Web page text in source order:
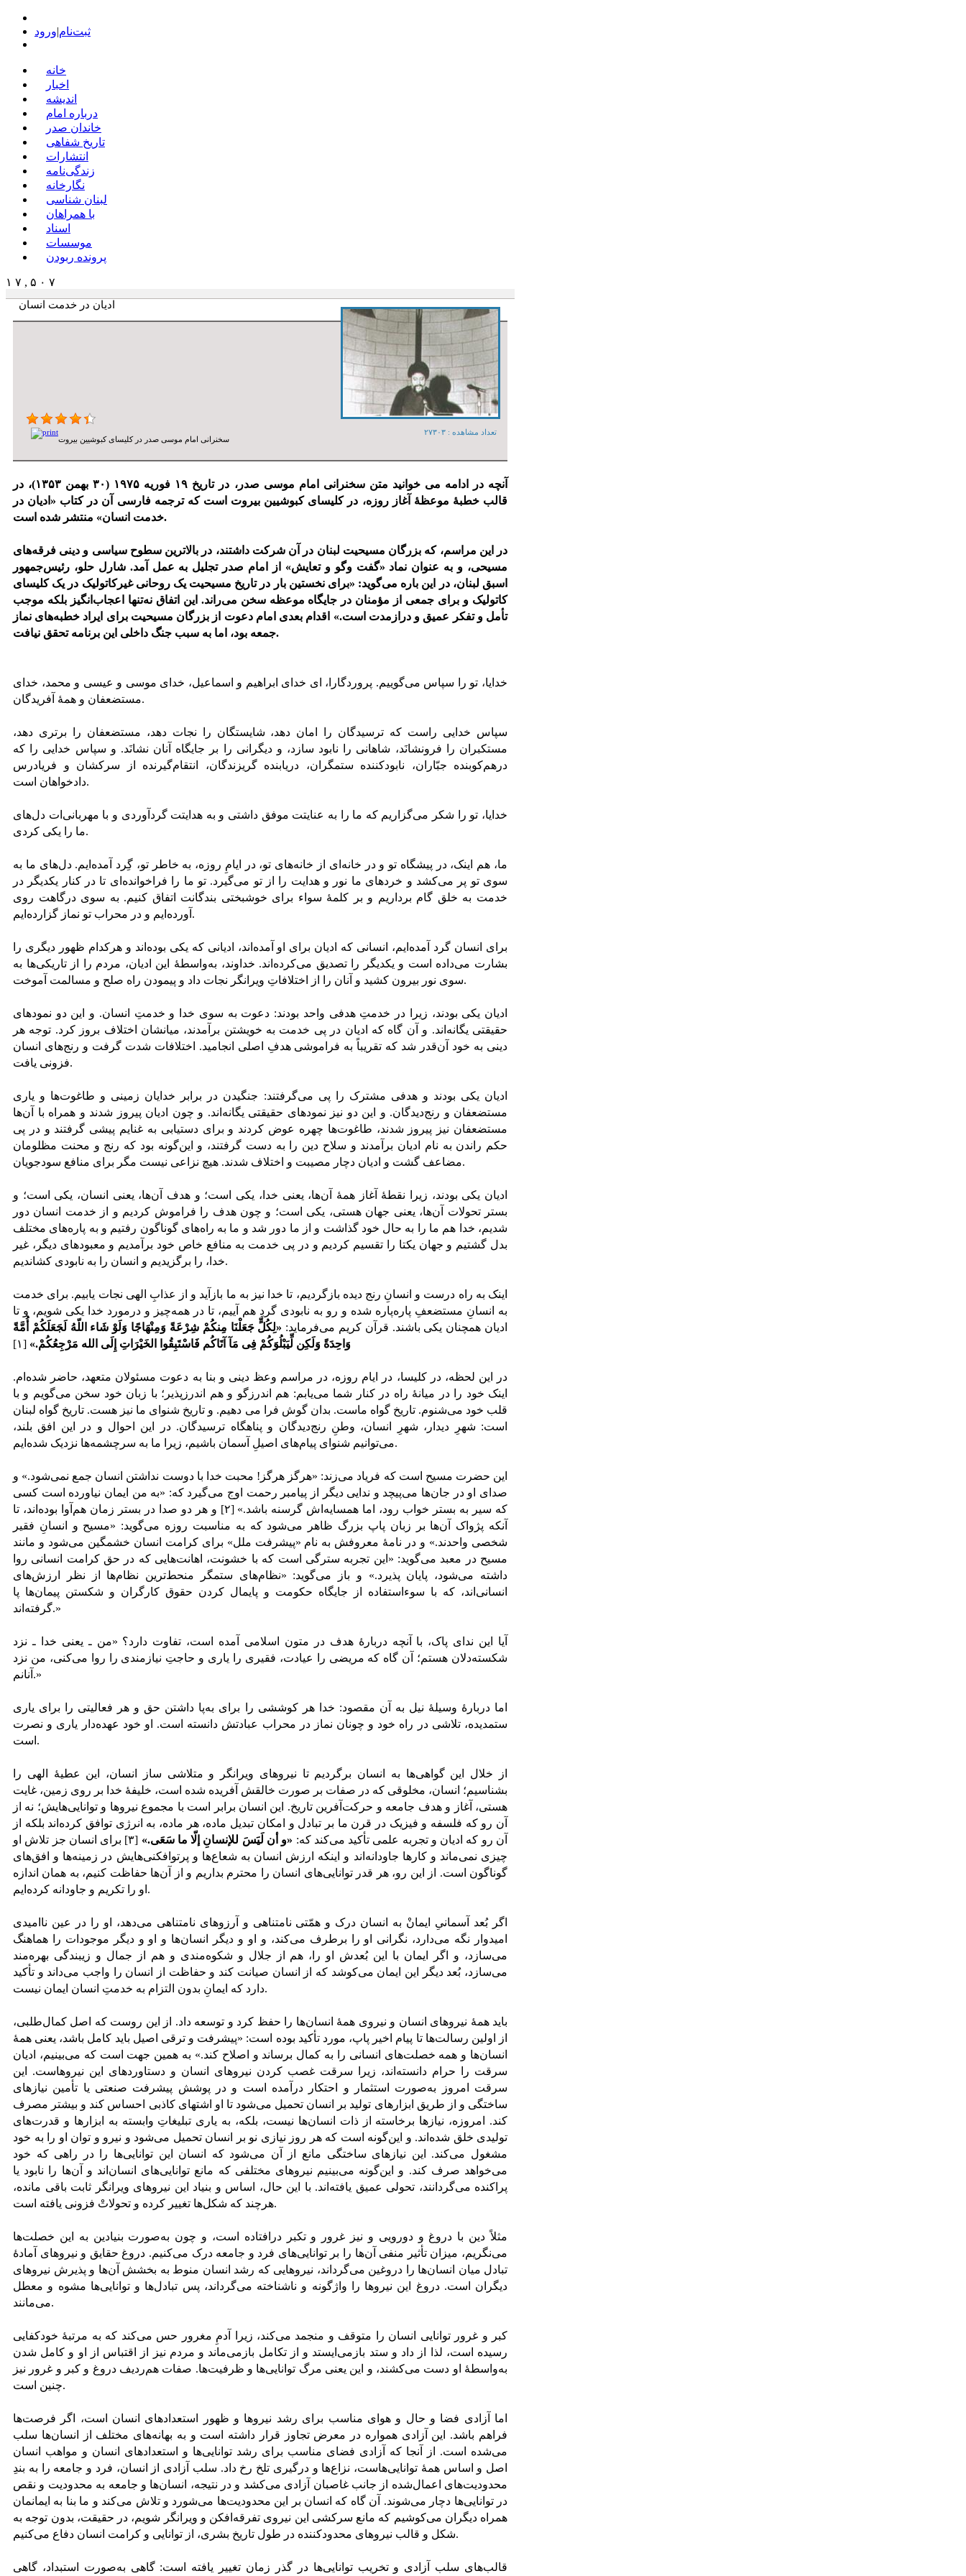
ثبت‌نام|ورود
خانه
اخبار
اندیشه
درباره امام
خاندان صدر
تاریخ شفاهی
انتشارات
زندگی‌نامه
نگارخانه
لبنان شناسی
با همراهان
اسناد
موسسات
پرونده ربودن
۱ ۷ , ۵ ۰ ۷
ادیان در خدمت انسان
تعداد مشاهده :‌ ۲۷۳۰۳
سخنرانی امام موسی صدر در کلیسای کبوشیین بیروت
آنچه در ادامه می خوانید متن سخنرانی امام موسی صدر، در تاریخ ۱۹ فوریه ۱۹۷۵ (۳۰ بهمن ۱۳۵۳)، در
قالب خطبۀ موعظۀ آغاز روزه، در کلیسای کبوشیین بیروت است که ترجمه فارسی آن در کتاب «ادیان در
خدمت انسان» منتشر شده است.
در این مراسم، که بزرگان مسیحیت لبنان در آن شرکت داشتند، در بالا‌ترین سطوح سیاسی و دینی فرقه‌های
مسیحی، و به عنوان نماد «گفت وگو و تعایش» از امام صدر تجلیل به عمل آمد. شارل حلو، رئیس‌جمهور
اسبق لبنان، در این باره می‌گوید: «برای نخستین بار در تاریخ مسیحیت یک روحانی غیرکاتولیک در یک کلیسای
کاتولیک و برای جمعی از مؤمنان در جایگاه موعظه سخن می‌راند. این اتفاق نه‌تنها اعجاب‌انگیز بلکه موجب
تأمل و تفکر عمیق و درازمدت است.» اقدام بعدی امام دعوت از بزرگان مسیحیت برای ایراد خطبه‌های نماز
جمعه بود، اما به سبب جنگ داخلی این برنامه تحقق نیافت.
خدایا، تو را سپاس می‌گوییم. پروردگارا،‌ ای خدای ابراهیم و اسماعیل، خدای موسی و عیسی و محمد، خدای
مستضعفان و همۀ آفریدگان.
سپاس خدایی راست که ترسیدگان را امان دهد، شایستگان را نجات دهد، مستضعفان را برتری دهد،
مستکبران را فرونشانَد، شاهانی را نابود سازد، و دیگرانی را بر جایگاه آنان نشانَد. و سپاس خدایی را که
درهم‌کوبنده جبّاران، نابودکننده ستمگران، دریابنده گریزندگان، انتقام‌گیرنده از سرکشان و فریادرس
دادخواهان است.
خدایا، تو را شکر می‌گزاریم که ما را به عنایتت موفق داشتی و به هدایتت گردآوردی و با مهربانی‌ات دل‌های
ما را یکی کردی.
ما، هم اینک، در پیشگاه تو و در خانه‌ای از خانه‌های تو، در ایامِ روزه، به خاطر تو، گِرد آمده‌ایم. دل‌های ما به
سوی تو پر می‌کشد و خردهای ما نور و هدایت را از تو می‌گیرد. تو ما را فراخوانده‌ای تا در کنار یکدیگر در
خدمت به خلق گام برداریم و بر کلمۀ سواء برای خوشبختی بندگانت اتفاق کنیم. به سوی درگاهت روی
آورده‌ایم و در محراب تو نماز گزارده‌ایم.
برای انسان گرد آمده‌ایم، انسانی که ادیان برای او آمده‌اند، ادیانی که یکی بوده‌اند و هرکدام ظهور دیگری را
بشارت می‌داده است و یکدیگر را تصدیق می‌کرده‌اند. خداوند، به‌واسطۀ این ادیان، مردم را از تاریکی‌ها به
سوی نور بیرون کشید و آنان را از اختلافاتِ ویرانگر نجات داد و پیمودن راه صلح و مسالمت آموخت.
ادیان یکی بودند، زیرا در خدمتِ هدفی واحد بودند: دعوت به سوی خدا و خدمتِ انسان. و این دو نمودهای
حقیقتی یگانه‌اند. و آن گاه که ادیان در پی خدمت به خویشتن برآمدند، میانشان اختلاف بروز کرد. توجه هر
دینی به خود آن‌قدر شد که تقریباً به فراموشی هدفِ اصلی انجامید. اختلافات شدت گرفت و رنج‌های انسان
فزونی یافت.
ادیان یکی بودند و هدفی مشترک را پی می‌گرفتند: جنگیدن در برابر خدایان زمینی و طاغوت‌ها و یاری
مستضعفان و رنج‌دیدگان. و این دو نیز نمودهای حقیقتی یگانه‌اند. و چون ادیان پیروز شدند و همراه با آن‌ها
مستضعفان نیز پیروز شدند، طاغوت‌ها چهره عوض کردند و برای دستیابی به غنایم پیشی گرفتند و در پی
حکم راندن به نام ادیان برآمدند و سلاح دین را به دست گرفتند، و این‌گونه بود که رنج و محنت مظلومان
مضاعف گشت و ادیان دچار مصیبت و اختلاف شدند. هیچ نزاعی نیست مگر برای منافع سودجویان.
ادیان یکی بودند، زیرا نقطۀ آغاز همۀ آن‌ها، یعنی خدا، یکی است؛ و هدف آن‌ها، یعنی انسان، یکی است؛ و
بستر تحولات آن‌ها، یعنی جهان هستی، یکی است؛ و چون هدف را فراموش کردیم و از خدمت انسان دور
شدیم، خدا هم ما را به حال خود گذاشت و از ما دور شد و ما به راه‌های گوناگون رفتیم و به پاره‌های مختلف
بدل گشتیم و جهان یکتا را تقسیم کردیم و در پی خدمت به منافع خاص خود برآمدیم و معبودهای دیگر، غیر
خدا، را برگزیدیم و انسان را به نابودی کشاندیم.
اینک به راه درست و انسانِ رنج دیده بازگردیم، تا خدا نیز به ما بازآید و از عذابِ الهی نجات یابیم. برای خدمت
به انسانِ مستضعفِ پاره‌پاره شده و رو به نابودی گردِ هم آییم، تا در همه‌چیز و درمورد خدا یکی شویم، و تا
ادیان همچنان یکی باشند. قرآن کریم می‌فرماید: «لِکُلٍّ جَعَلْنَا مِنکُمْ شِرْعَةً وَمِنْهَاجًا وَلَوْ شَاء اللّهُ لَجَعَلَکُمْ أُمَّةً
وَاحِدَةً وَلَکِن لِّیَبْلُوَکُمْ فِی مَآ آتَاکُم فَاسْتَبِقُوا الخَیْرَاتِ إِلَی الله مَرْجِعُکُمْ.» [۱]
در این لحظه، در کلیسا، در ایام روزه، در مراسم وعظ دینی و بنا به دعوت مسئولان متعهد، حاضر شده‌ام.
اینک خود را در میانۀ راه در کنار شما می‌یابم: هم اندرزگو و هم اندرزپذیر؛ با زبان خود سخن می‌گویم و با
قلب خود می‌شنوم. تاریخ گواه ماست. بدان گوش فرا می دهیم. و تاریخ شنوای ما نیز هست. تاریخ گواه لبنان
است: شهرِ دیدار، شهرِ انسان، وطنِ رنج‌دیدگان و پناهگاه ترسیدگان. در این احوال و در این افق بلند،
می‌توانیم شنوای پیام‌های اصیلِ آسمان باشیم، زیرا ما به سرچشمه‌ها نزدیک شده‌ایم.
این حضرت مسیح است که فریاد می‌زند: «هرگز هرگز! محبت خدا با دوست نداشتن انسان جمع نمی‌شود.» و
صدای او در جان‌ها می‌پیچد و ندایی دیگر از پیامبر رحمت اوج می‌گیرد که: «به من ایمان نیاورده است کسی
که سیر به بستر خواب رود، اما همسایه‌اش گرسنه باشد.» [۲] و هر دو صدا در بستر زمان هم‌آوا بوده‌اند، تا
آنکه پژواک آن‌ها بر زبان پاپ بزرگ ظاهر می‌شود که به مناسبت روزه می‌گوید: «مسیح و انسانِ فقیر
شخصی واحدند.» و در نامۀ معروفش به نام «پیشرفت ملل» برای کرامت انسان خشمگین می‌شود و مانند
مسیح در معبد می‌گوید: «این تجربه سترگی است که با خشونت، اهانت‌هایی که در حق کرامت انسانی روا
داشته می‌شود، پایان پذیرد.» و باز می‌گوید: «نظام‌های ستمگر منحط‌ترین نظام‌ها از نظر ارزش‌های
انسانی‌اند، که با سوءاستفاده از جایگاه حکومت و پایمال کردن حقوق کارگران و شکستن پیمان‌ها پا
گرفته‌اند.»
آیا این ندای پاک، با آنچه دربارۀ هدف در متون اسلامی آمده است، تفاوت دارد؟ «من ـ یعنی خدا ـ نزد
شکسته‌دلان هستم؛ آن گاه که مریضی را عیادت، فقیری را یاری و حاجتِ نیازمندی را روا می‌کنی، من نزد
آنانم.»
اما دربارۀ وسیلۀ نیل به آن مقصود: خدا هر کوششی را برای به‌پا داشتن حق و هر فعالیتی را برای یاری
ستمدیده، تلاشی در راه خود و چونان نماز در محراب عبادتش دانسته است. او خود عهده‌دار یاری و نصرت
است.
از خلال این گواهی‌ها به انسان برگردیم تا نیروهای ویرانگر و متلاشی ساز انسان، این عطیۀ الهی را
بشناسیم؛ انسان، مخلوقی که در صفات بر صورت خالقش آفریده شده است، خلیفۀ خدا بر روی زمین، غایت
هستی، آغاز و هدف جامعه و حرکت‌آفرین تاریخ. این انسان برابر است با مجموع نیرو‌ها و توانایی‌هایش؛ نه از
آن رو که فلسفه و فیزیک در قرن ما بر تبادل و امکان تبدیل ماده، هر ماده، به انرژی توافق کرده‌اند بلکه از
آن رو که ادیان و تجربه علمی تأکید می‌کند که: «و أن لَیَسَ للإنسانِ إلّا ما سَعَی.»
[۳] برای انسان جز تلاش او
چیزی نمی‌ماند و کار‌ها جاودانه‌اند و اینکه ارزش انسان به شعاع‌ها و پرتوافکنی‌هایش در زمینه‌ها و افق‌های
گوناگون است. از این رو، هر قدر توانایی‌های انسان را محترم بداریم و از آن‌ها حفاظت کنیم، به‌‌ همان اندازه
او را تکریم و جاودانه کرده‌ایم.
اگر بُعد آسمانیِ ایمانْ به انسان درک و همّتی نامتناهی و آرزوهای نامتناهی می‌دهد، او را در عین ناامیدی
امیدوار نگه می‌دارد، نگرانی او را برطرف می‌کند، و او و دیگر انسان‌ها و او و دیگر موجودات را هماهنگ
می‌سازد، و اگر ایمان با این بُعدش او را، هم از جلال و شکوه‌مندی و هم از جمال و زیبندگی بهره‌مند
می‌سازد، بُعد دیگر این ایمان می‌کوشد که از انسان صیانت کند و حفاظت از انسان را واجب می‌داند و تأکید
دارد که ایمانِ بدون التزام به خدمتِ انسان ایمان نیست.
باید همۀ نیروهای انسان و نیروی همۀ انسان‌ها را حفظ کرد و توسعه داد. از این روست که اصل کمال‌طلبی،
از اولین رسالت‌ها تا پیام اخیر پاپ، مورد تأکید بوده است: «پیشرفت و ترقی اصیل باید کامل باشد، یعنی همۀ
انسان‌ها و همه خصلت‌های انسانی را به کمال برساند و اصلاح کند.» به همین جهت است که می‌بینیم، ادیان
سرقت را حرام دانسته‌اند، زیرا سرقت غصب کردن نیروهای انسان و دستاوردهای این نیروهاست. این
سرقت امروز به‌صورت استثمار و احتکار درآمده است و در پوشش پیشرفت صنعتی یا تأمین نیازهای
ساختگی و از طریق ابزارهای تولید بر انسان تحمیل می‌شود تا او اشتهای کاذبی احساس کند و بیشتر مصرف
کند. امروزه، نیاز‌ها برخاسته از ذات انسان‌ها نیست، بلکه، به یاری تبلیغاتِ وابسته به ابزار‌ها و قدرت‌های
تولیدی خلق شده‌اند. و این‌گونه است که هر روز نیازی نو بر انسان تحمیل می‌شود و نیرو و توان او را به خود
مشغول می‌کند. این نیازهای ساختگی مانع از آن می‌شود که انسان این توانایی‌ها را در راهی که خود
می‌خواهد صرف کند. و این‌گونه می‌بینیم نیروهای مختلفی که مانع توانایی‌های انسان‌اند و آن‌ها را نابود یا
پراکنده می‌گردانند، تحولی عمیق یافته‌اند. با این حال، اساس و بنیاد این نیروهای ویرانگر ثابت باقی مانده،
هرچند که شکل‌ها تغییر کرده و تحولاتْ فزونی یافته است.
مثلاً دین با دروغ و دورویی و نیز غرور و تکبر درافتاده است، و چون به‌صورت بنیادین به این خصلت‌ها
می‌نگریم، میزان تأثیر منفی آن‌ها را بر توانایی‌های فرد و جامعه درک می‌کنیم. دروغ حقایق و نیروهای آمادۀ
تبادل میان انسان‌ها را دروغین می‌گرداند، نیروهایی که رشد انسان منوط به بخشش آن‌ها و پذیرش نیروهای
دیگران است. دروغ این نیرو‌ها را واژگونه و ناشناخته می‌گرداند، پس تبادل‌ها و توانایی‌ها مشوه و معطل
می‌مانند.
کبر و غرور توانایی انسان را متوقف و منجمد می‌کند، زیرا آدمِ مغرور حس می‌کند که به مرتبۀ خودکفایی
رسیده است، لذا از داد و ستد بازمی‌ایستد و از تکامل بازمی‌ماند و مردم نیز از اقتباس از او و کامل شدن
به‌واسطۀ او دست می‌کشند، و این یعنی مرگ توانایی‌ها و ظرفیت‌ها. صفات هم‌ردیف دروغ و کبر و غرور نیز
چنین است.
اما آزادی فضا و حال و هوای مناسب برای رشد نیرو‌ها و ظهور استعدادهای انسان است، اگر فرصت‌ها
فراهم باشد. این آزادی همواره در معرض تجاوز قرار داشته است و به بهانه‌های مختلف از انسان‌ها سلب
می‌شده است. از آنجا که آزادی فضای مناسب برای رشد توانایی‌ها و استعدادهای انسان و مواهب انسان
اصل و اساس همۀ توانایی‌هاست، نزاع‌ها و درگیری تلخ رخ داد. سلب آزادی از انسان، فرد و جامعه را به بندِ
محدودیت‌های اعمال‌شده از جانب غاصبان آزادی می‌کشد و در نتیجه، انسان‌ها و جامعه به محدودیت و نقص
در توانایی‌ها دچار می‌شوند. آن گاه که انسان بر این محدودیت‌ها می‌شورد و تلاش می‌کند و ما بنا به ایمانمان
همراه دیگران می‌کوشیم که مانع سرکشی این نیروی تفرقه‌افکن و ویرانگر شویم، در حقیقت، بدون توجه به
شکل و قالب نیروهای محدودکننده در طول تاریخ بشری، از توانایی و کرامت انسان دفاع می‌کنیم.
قالب‌های سلب آزادی و تخریب توانایی‌ها در گذر زمان تغییر یافته است: گاهی به‌صورت استبداد، گاهی